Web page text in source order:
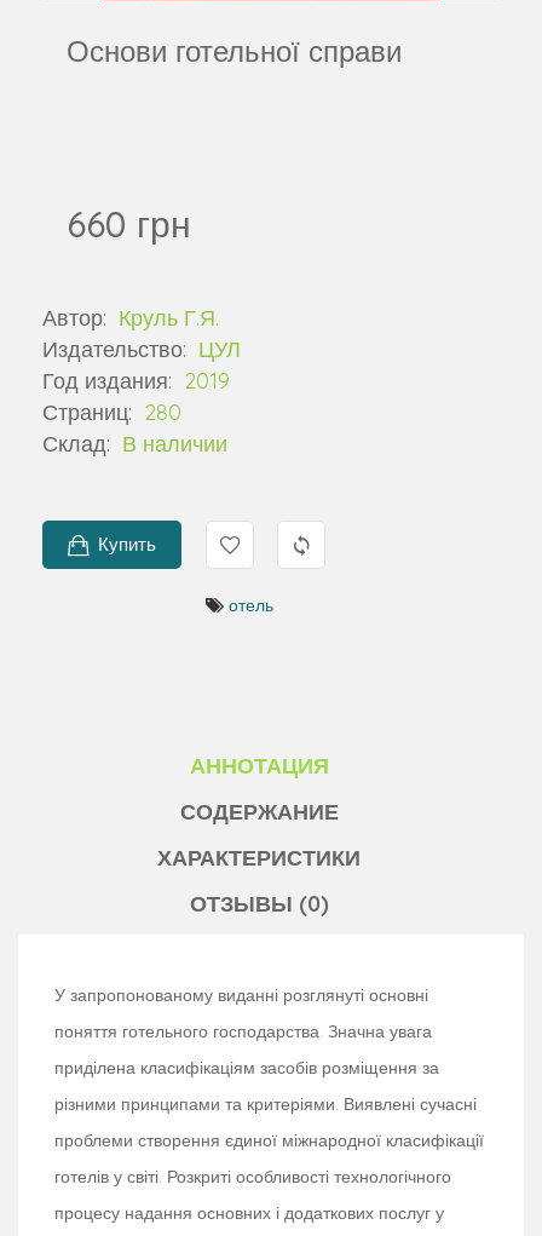
Основи готельної справи
660 грн
Автор: Круль Г.Я.
Издательство: ЦУЛ
Год издания: 2019
Страниц: 280
Склад: В наличии
Купить
отель
АННОТАЦИЯ
СОДЕРЖАНИЕ
ХАРАКТЕРИСТИКИ
ОТЗЫВЫ (0)
У запропонованому виданні розглянуті основні
поняття готельного господарства. Значна увага
приділена класифікаціям засобів розміщення за
різними принципами та критеріями. Виявлені сучасні
проблеми створення єдиної міжнародної класифікації
готелів у світі. Розкриті особливості технологічного
процесу надання основних і додаткових послуг у